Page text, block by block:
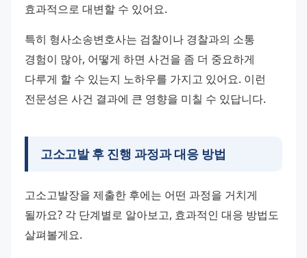
효과적으로 대변할 수 있어요.
특히 형사소송변호사는 검찰이나 경찰과의 소통
경험이 많아, 어떻게 하면 사건을 좀 더 중요하게
다루게 할 수 있는지 노하우를 가지고 있어요. 이런
전문성은 사건 결과에 큰 영향을 미칠 수 있답니다.
고소고발 후 진행 과정과 대응 방법
고소고발장을 제출한 후에는 어떤 과정을 거치게
될까요? 각 단계별로 알아보고, 효과적인 대응 방법도
살펴볼게요.